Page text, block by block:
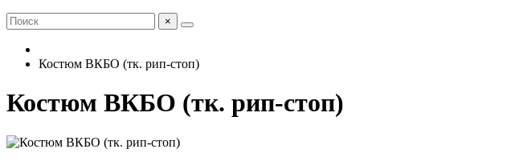
×
Костюм ВКБО (тк. рип-стоп)
Костюм ВКБО (тк. рип-стоп)